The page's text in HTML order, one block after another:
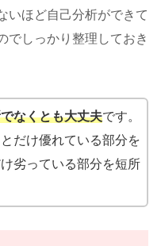
ほど自己分析ができて
でしっかり整理しておき
なくとも大丈夫です。
だけ優れている部分を
劣っている部分を短所